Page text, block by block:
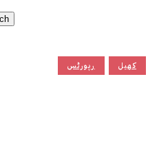
رپورٹس کھیل